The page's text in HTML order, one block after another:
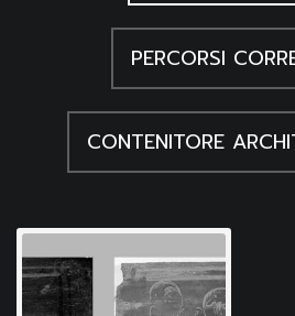
PERCORSI
CONTENITORE